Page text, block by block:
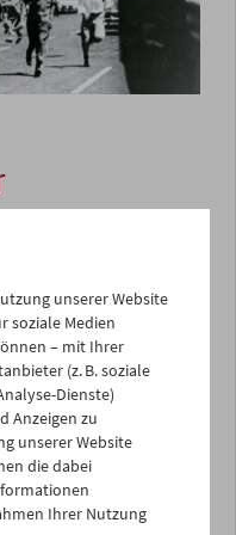
anmuten wie aus
ist die Angst."
Dicküber den weißen
den Kräften, die auf
müssen wir zur
die Lust sich zu
hinzugeben. Es
sich Monster so gerne
unserer Website
soziale Medien
– mit Ihrer
(z. B. soziale
Dienste)
Anzeigen zu
unserer Website
die dabei
Ihrer Nutzung